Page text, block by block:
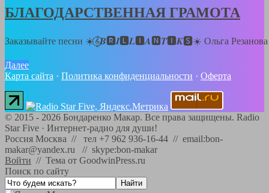
БЛАГОДАРСТВЕННАЯ ГРАМОТА
Заказывайте песни ☀️𝄞⃝𝑩🆁𝑰🅻𝑳🅸𝑨🅽𝑻🅸𝑲🆂☀️ Ольга Резанова
Далее
Карта сайта · Политика конфиденциальности · Оферта
© 2015 - 2026 Бондаренко Макар. Все права защищены. Radio
Star Five · Интернет-радио для души!
Россия Москва // тел +7 962 936-16-44 // email:bon-
makar@yandex.ru // skype:bon-makar
Войти // Тема от GoodwinPress.ru
Поиск по сайту